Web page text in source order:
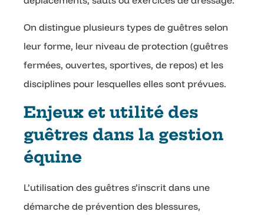
On distingue plusieurs types de guêtres selon
leur forme, leur niveau de protection (guêtres
fermées, ouvertes, sportives, de repos) et les
disciplines pour lesquelles elles sont prévues.
Enjeux et utilité des
guêtres dans la gestion
équine
L’utilisation des guêtres s’inscrit dans une
démarche de prévention des blessures,